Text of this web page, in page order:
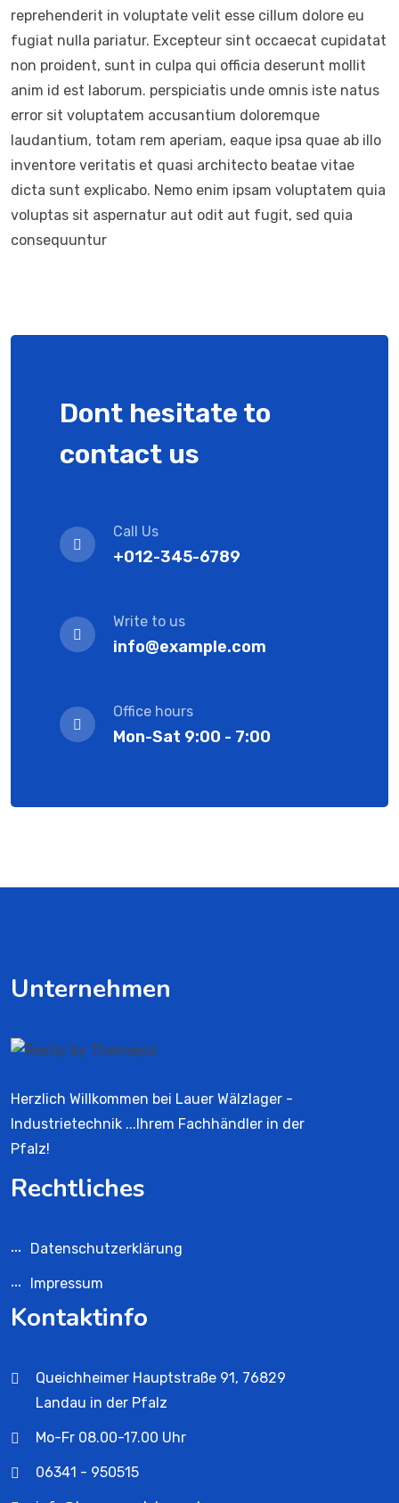
reprehenderit in voluptate velit esse cillum dolore eu
fugiat nulla pariatur. Excepteur sint occaecat cupidatat
non proident, sunt in culpa qui officia deserunt mollit
anim id est laborum. perspiciatis unde omnis iste natus
error sit voluptatem accusantium doloremque
laudantium, totam rem aperiam, eaque ipsa quae ab illo
inventore veritatis et quasi architecto beatae vitae
dicta sunt explicabo. Nemo enim ipsam voluptatem quia
voluptas sit aspernatur aut odit aut fugit, sed quia
consequuntur
Dont hesitate to
contact us
Call Us
+012-345-6789
Write to us
info@example.com
Office hours
Mon-Sat 9:00 - 7:00
Unternehmen
Herzlich Willkommen bei Lauer Wälzlager -
Industrietechnik ...Ihrem Fachhändler in der
Pfalz!
Rechtliches
Datenschutzerklärung
Impressum
Kontaktinfo
Queichheimer Hauptstraße 91, 76829
Landau in der Pfalz
Mo-Fr 08.00-17.00 Uhr
06341 - 950515